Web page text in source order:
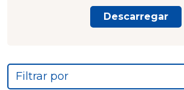
Descarregar